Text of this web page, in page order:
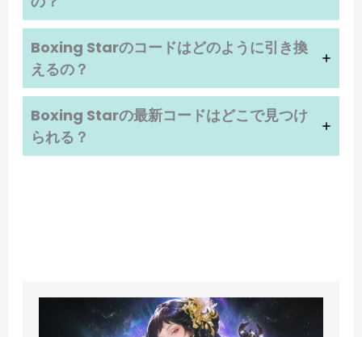
Boxing Starのコードはどのように引き換
えるの？
Boxing Starの最新コードはどこで見つけ
られる？